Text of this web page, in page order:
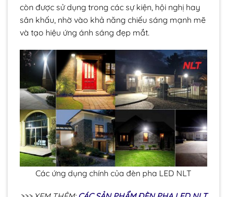
còn được sử dụng trong các sự kiện, hội nghị hay
sân khấu, nhờ vào khả năng chiếu sáng mạnh mẽ
và tạo hiệu ứng ánh sáng đẹp mắt.
Các ứng dụng chính của đèn pha LED NLT